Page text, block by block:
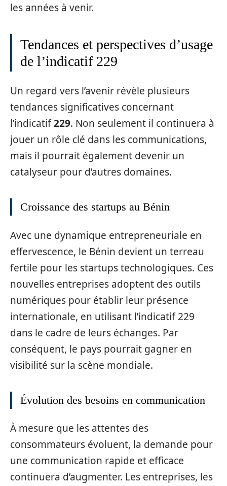
les années à venir.
Tendances et perspectives d’usage
de l’indicatif 229
Un regard vers l’avenir révèle plusieurs
tendances significatives concernant
l’indicatif229. Non seulement il continuera à
jouer un rôle clé dans les communications,
mais il pourrait également devenir un
catalyseur pour d’autres domaines.
Croissance des startups au Bénin
Avec une dynamique entrepreneuriale en
effervescence, le Bénin devient un terreau
fertile pour les startups technologiques. Ces
nouvelles entreprises adoptent des outils
numériques pour établir leur présence
internationale, en utilisant l’indicatif 229
dans le cadre de leurs échanges. Par
conséquent, le pays pourrait gagner en
visibilité sur la scène mondiale.
Évolution des besoins en communication
À mesure que les attentes des
consommateurs évoluent, la demande pour
une communication rapide et efficace
continuera d’augmenter. Les entreprises, les